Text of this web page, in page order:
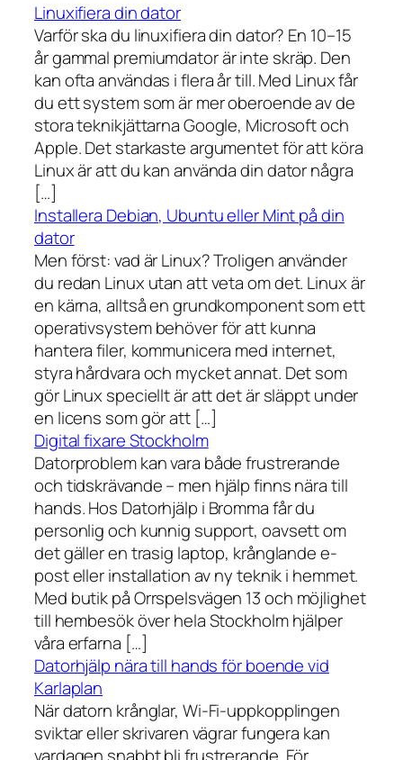
Linuxifiera din dator
Varför ska du linuxifiera din dator? En 10–15
år gammal premiumdator är inte skräp. Den
kan ofta användas i flera år till. Med Linux får
du ett system som är mer oberoende av de
stora teknikjättarna Google, Microsoft och
Apple. Det starkaste argumentet för att köra
Linux är att du kan använda din dator några
[…]
Installera Debian, Ubuntu eller Mint på din
dator
Men först: vad är Linux? Troligen använder
du redan Linux utan att veta om det. Linux är
en kärna, alltså en grundkomponent som ett
operativsystem behöver för att kunna
hantera filer, kommunicera med internet,
styra hårdvara och mycket annat. Det som
gör Linux speciellt är att det är släppt under
en licens som gör att […]
Digital fixare Stockholm
Datorproblem kan vara både frustrerande
och tidskrävande – men hjälp finns nära till
hands. Hos Datorhjälp i Bromma får du
personlig och kunnig support, oavsett om
det gäller en trasig laptop, krånglande e-
post eller installation av ny teknik i hemmet.
Med butik på Orrspelsvägen 13 och möjlighet
till hembesök över hela Stockholm hjälper
våra erfarna […]
Datorhjälp nära till hands för boende vid
Karlaplan
När datorn krånglar, Wi-Fi-uppkopplingen
sviktar eller skrivaren vägrar fungera kan